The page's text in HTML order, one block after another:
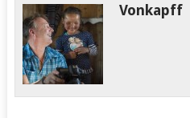
Vonkapff